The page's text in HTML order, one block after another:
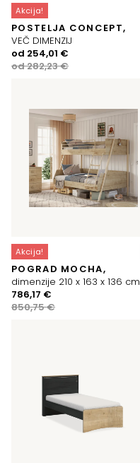
Akcija!
POSTELJA CONCEPT,
VEČ DIMENZIJ
od282,23€
Izvirna
cena
od 254,01 €
Trenutna
cena
Akcija!
POGRAD MOCHA,
dimenzije 210 x 163 x 136 cm
850,75€
Izvirna
cena
786,17 €
Trenutna
cena